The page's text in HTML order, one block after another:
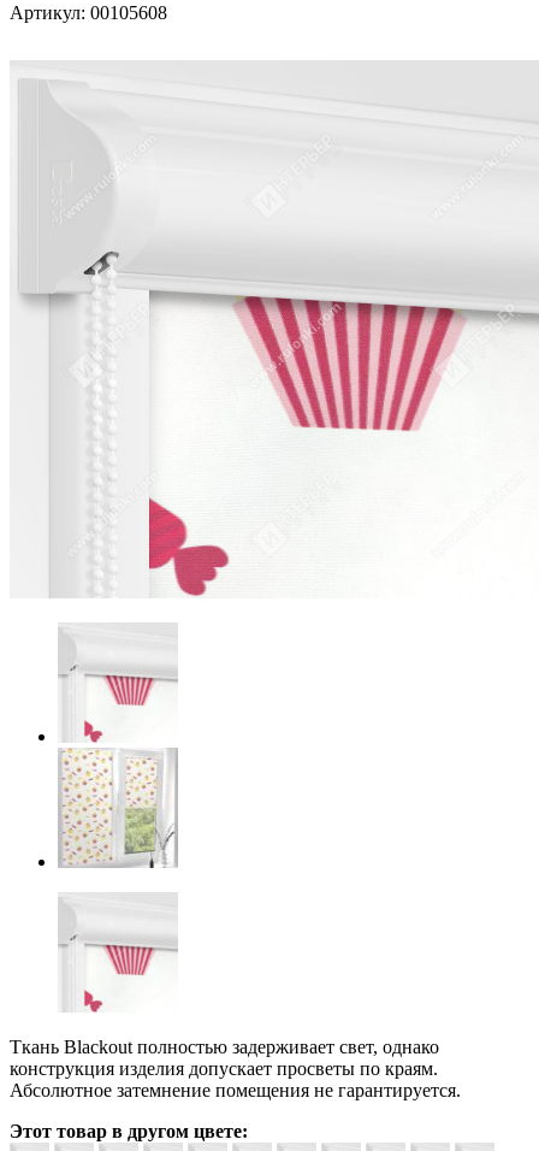
Артикул: 00105608
Ткань Blackout полностью задерживает свет, однако
конструкция изделия допускает просветы по краям.
Абсолютное затемнение помещения не гарантируется.
Этот товар в другом цвете: